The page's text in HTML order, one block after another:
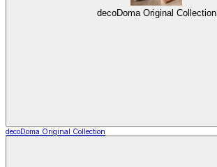
decoDoma Original Collection
decoDoma Original Collection